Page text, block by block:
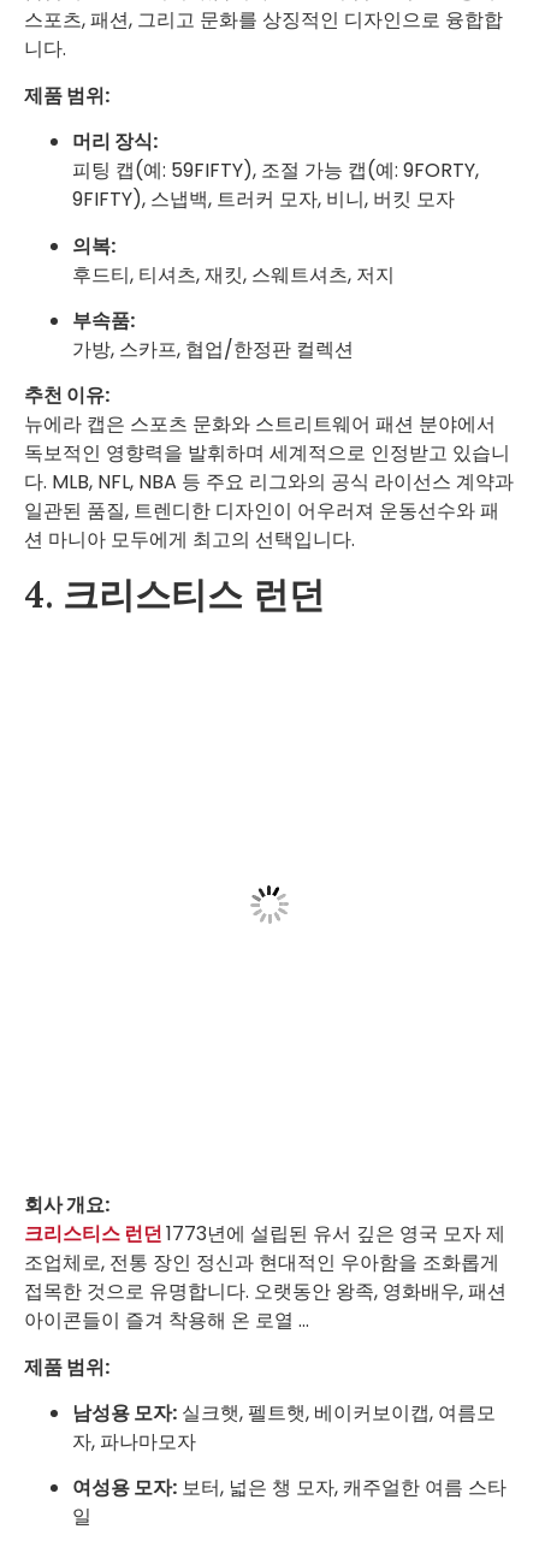
스포츠, 패션, 그리고 문화를 상징적인 디자인으로 융합합
니다.
제품 범위:
머리 장식:
피팅 캡(예: 59FIFTY), 조절 가능 캡(예: 9FORTY,
9FIFTY), 스냅백, 트러커 모자, 비니, 버킷 모자
의복:
후드티, 티셔츠, 재킷, 스웨트셔츠, 저지
부속품:
가방, 스카프, 협업/한정판 컬렉션
추천 이유:
뉴에라 캡은 스포츠 문화와 스트리트웨어 패션 분야에서
독보적인 영향력을 발휘하며 세계적으로 인정받고 있습니
다. MLB, NFL, NBA 등 주요 리그와의 공식 라이선스 계약과
일관된 품질, 트렌디한 디자인이 어우러져 운동선수와 패
션 마니아 모두에게 최고의 선택입니다.
4. 크리스티스 런던
회사 개요:
크리스티스 런던1773년에 설립된 유서 깊은 영국 모자 제
조업체로, 전통 장인 정신과 현대적인 우아함을 조화롭게
접목한 것으로 유명합니다. 오랫동안 왕족, 영화배우, 패션
아이콘들이 즐겨 착용해 온 로열 ...
제품 범위:
남성용 모자: 실크햇, 펠트햇, 베이커보이캡, 여름모
자, 파나마모자
여성용 모자: 보터, 넓은 챙 모자, 캐주얼한 여름 스타
일